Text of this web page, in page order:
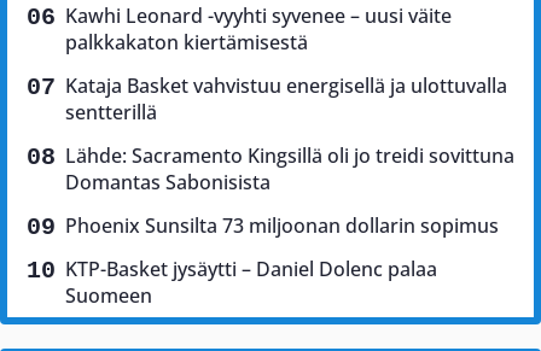
Kawhi Leonard -vyyhti syvenee – uusi väite
palkkakaton kiertämisestä
Kataja Basket vahvistuu energisellä ja ulottuvalla
sentterillä
Lähde: Sacramento Kingsillä oli jo treidi sovittuna
Domantas Sabonisista
Phoenix Sunsilta 73 miljoonan dollarin sopimus
KTP-Basket jysäytti – Daniel Dolenc palaa
Suomeen